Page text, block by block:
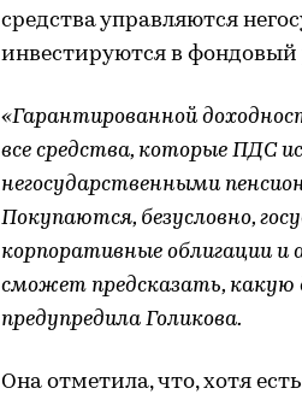
средства управляются
инвестируются в
«Гарантированной
все средства, которые ПДС
негосударственными
Покупаются, безусловно,
корпоративные облигации и
сможет предсказать,
предупредила Голикова.
Она отметила, что, хотя